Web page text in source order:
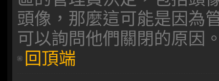
頭像，那麼這可能是因為
可以詢問他們關閉的原因
回頂端